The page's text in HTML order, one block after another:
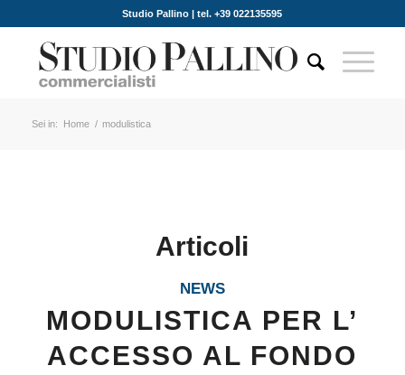
Studio Pallino | tel. +39 022135595
Sei in: Home / modulistica
Articoli
NEWS
MODULISTICA PER L’
ACCESSO AL FONDO